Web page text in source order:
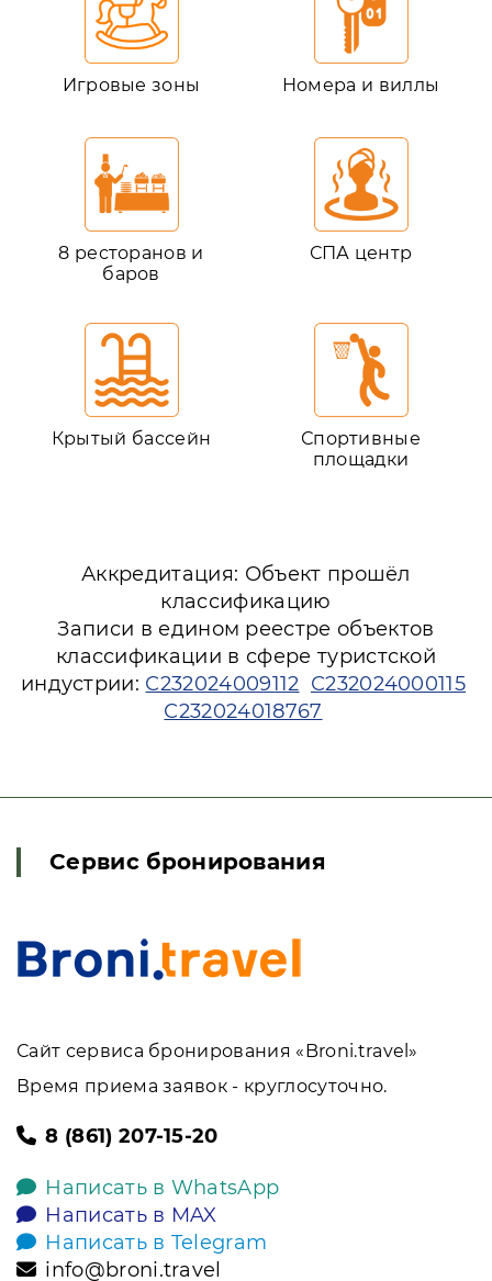
Игровые зоны Номера и виллы
8 ресторанов и
баров
СПА центр
Крытый бассейн
Спортивные
площадки
Аккредитация: Объект прошёл
классификацию
Записи в едином реестре объектов
классификации в сфере туристской
индустрии: С232024009112 С232024000115
С232024018767
Сервис бронирования
Сайт сервиса бронирования «Broni.travel»
Время приема заявок - круглосуточно.
8 (861) 207-15-20
Написать в WhatsApp
Написать в MAX
Написать в Telegram
info@broni.travel